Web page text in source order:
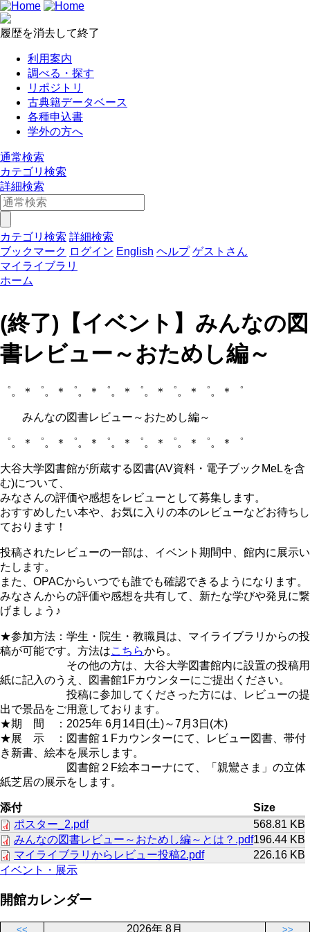
履歴を消去して終了
利用案内
調べる・探す
リポジトリ
古典籍データベース
各種申込書
学外の方へ
通常検索
カテゴリ検索
詳細検索
カテゴリ検索 詳細検索
ブックマーク ログイン English ヘルプ ゲストさん
マイライブラリ
ホーム
(終了)【イベント】みんなの図
書レビュー～おためし編～
゜。＊゜。＊゜。＊゜。＊゜。＊゜。＊゜。＊゜
みんなの図書レビュー～おためし編～
゜。＊゜。＊゜。＊゜。＊゜。＊゜。＊゜。＊゜
大谷大学図書館が所蔵する図書(AV資料・電子ブックMeLを含
む)について、
みなさんの評価や感想をレビューとして募集します。
おすすめしたい本や、お気に入りの本のレビューなどお待ちし
ております！
投稿されたレビューの一部は、イベント期間中、館内に展示い
たします。
また、OPACからいつでも誰でも確認できるようになります。
みなさんからの評価や感想を共有して、新たな学びや発見に繋
げましょう♪
★参加方法：学生・院生・教職員は、マイライブラリからの投
稿が可能です。方法はこちらから。
その他の方は、大谷大学図書館内に設置の投稿用
紙に記入のうえ、図書館1Fカウンターにご提出ください。
投稿に参加してくださった方には、レビューの提
出で景品をご用意しております。
★期 間 ：2025年 6月14日(土)～7月3日(木)
★展 示 ：図書館１Fカウンターにて、レビュー図書、帯付
き新書、絵本を展示します。
図書館２F絵本コーナにて、「親鸞さま」の立体
紙芝居の展示をします。
添付
Size
ポスター_2.pdf
568.81 KB
みんなの図書レビュー～おためし編～とは？.pdf196.44 KB
マイライブラリからレビュー投稿2.pdf
226.16 KB
イベント・展示
開館カレンダー
<< 2026年 8月 >>